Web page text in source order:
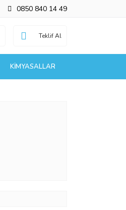
0850 840 14 49
Teklif Al
KIMYASALLAR